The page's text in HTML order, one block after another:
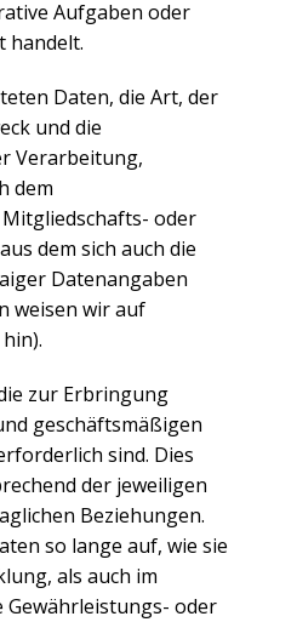
Aufgaben oder
handelt.
Daten, die Art, der
und die
Verarbeitung,
dem
oder
dem sich auch die
Datenangaben
weisen wir auf
zur Erbringung
geschäftsmäßigen
sind. Dies
der jeweiligen
Beziehungen.
so lange auf, wie sie
als auch im
Gewährleistungs- oder